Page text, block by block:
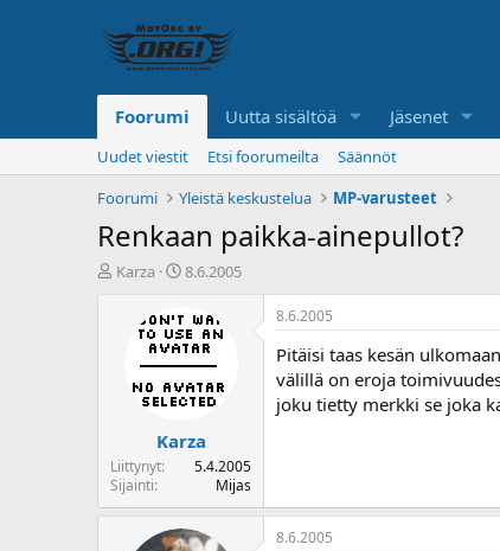
Foorumi Uutta sisältöä Jäsenet
Uudet viestit Etsi foorumeilta
Säännöt
Foorumi
Yleistä keskustelua MP-varusteet
Renkaan paikka-ainepullot?
K
u
n
a
Karza
A
i
t
s
ä
ä
8.6.2005
Karza
Liittynyt
5.4.2005
Sijainti
Mijas
8.6.2005
Pitäisi taas kesän
välillä on eroja
joku tietty merkki se joka
8.6.2005